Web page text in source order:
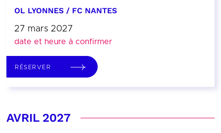
OL LYONNES / FC NANTES
27 mars 2027
date et heure à confirmer
RÉSERVER
AVRIL 2027